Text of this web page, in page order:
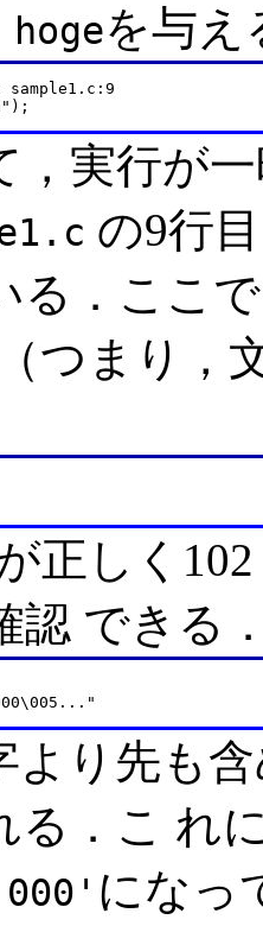
を与え
sample1.c:9
，実行が
の9行
る．ここ
（つまり，
正しく
認 できる
より先も
る．こ れ
000' になっ